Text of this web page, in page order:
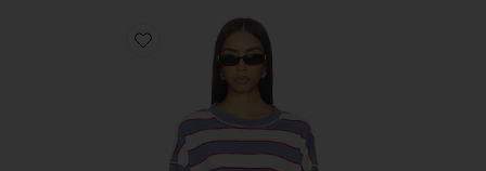
Favorite Horizon Long Sleeve Top